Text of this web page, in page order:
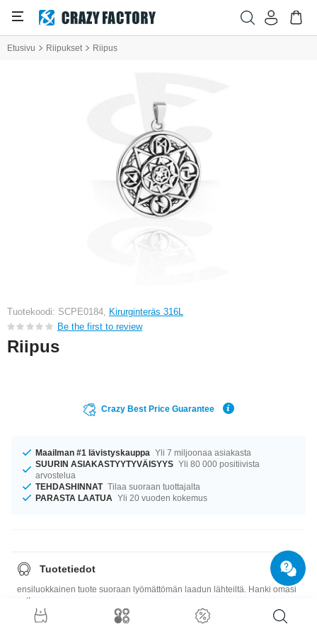
Etusivu Riipukset Riipus
Tuotekoodi: SCPE0184, Kirurginteräs 316L
Be the first to review
Riipus
Crazy Best Price Guarantee
Maailman #1 lävistyskauppa Yli 7 miljoonaa asiakasta
SUURIN ASIAKASTYYTYVÄISYYS Yli 80 000 positiivista
arvostelua
TEHDASHINNAT Tilaa suoraan tuottajalta
PARASTA LAATUA Yli 20 vuoden kokemus
Tuotetiedot
ensiluokkainen tuote suoraan lyömättömän laadun lähteiltä. Hanki omasi
nyt!